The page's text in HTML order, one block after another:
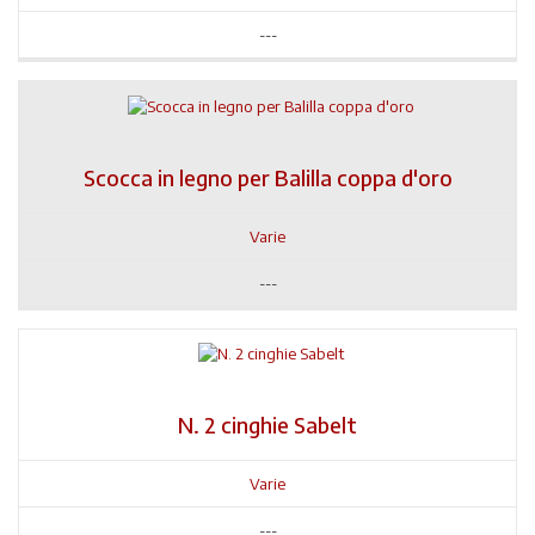
---
Scocca in legno per Balilla coppa d'oro
Varie
---
N. 2 cinghie Sabelt
Varie
---